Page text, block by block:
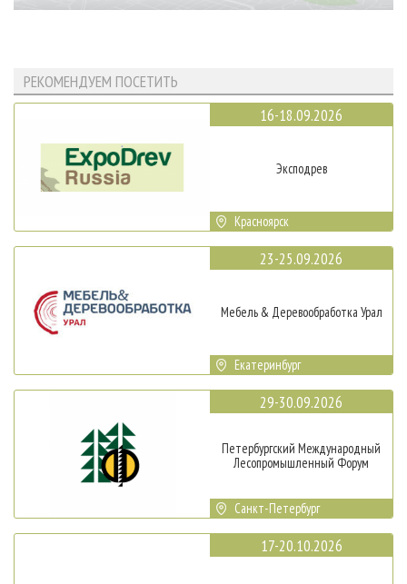
РЕКОМЕНДУЕМ ПОСЕТИТЬ
16-18.09.2026
Эксподрев
Красноярск
23-25.09.2026
Мебель & Деревообработка Урал
Екатеринбург
29-30.09.2026
Петербургский Международный
Лесопромышленный Форум
Санкт-Петербург
17-20.10.2026